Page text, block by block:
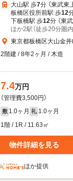
大山駅 歩7分 （東武東
板橋区役所前駅 歩12
下板橋駅 歩12分 （東
ほか2駅（徒歩20分圏内
東京都板橋区大山金
2階建 / 8年2ヶ月 / 木造
7.4万円
（管理費3,500円）
敷 1.0ヶ月 礼 1.0ヶ月
1階 / 1R / 11.63㎡
物件詳細を見る
ほか提供